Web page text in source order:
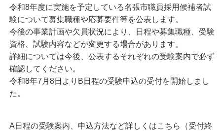
令和8年度に実施を予定している名張市職員採用候補者試
験について募集職種や応募要件等を公表します。
今後の事業計画や欠員状況により、日程や募集職種、受験
資格、試験内容などが変更する場合があります。
詳細については今後、公表するそれぞれの受験案内で必ず
確認してください。
令和8年7月8日よりB日程の受験申込の受付を開始しまし
た。
A日程の受験案内、申込方法など詳しくはこちら（受付終